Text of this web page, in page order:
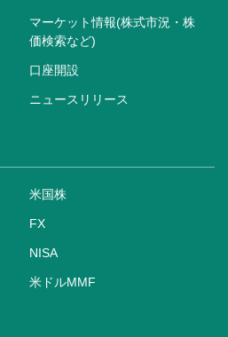
マーケット情報(株式市況・株
価検索など)
口座開設
ニュースリリース
米国株
FX
NISA
米ドルMMF